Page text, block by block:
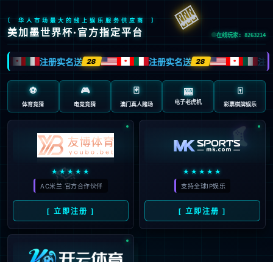
抱歉，页面无法访问...